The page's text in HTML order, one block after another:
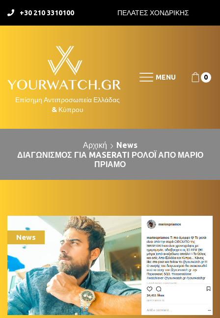
+30 210 3310100 ΠΕΛΑΤΕΣ ΧΟΝΔΡΙΚΗΣ
MENU 0
Αρχική
News
ΔΙΑΓΩΝΙΣΜΌΣ ΓΙΑ MASERATI ΡΟΛΌΙ ΑΠΌ ΜΆΡΙΟ
ΠΡΊΑΜΟ
News